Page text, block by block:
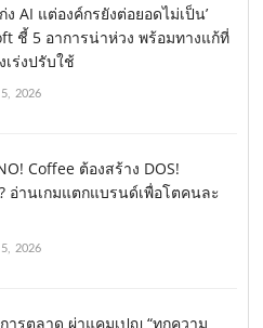
ง AI แต่องค์กรยังต่อยอดไม่เป็น’
ชี้ 5 อาการน่าห่วง พร้อมทางแก้ที่
เร่งปรับใช้
2026
Coffee ต้องสร้าง DOS!
อ่านเกมแตกแบรนด์เพื่อโตคนละ
2026
ารตลาด ผ่าแคมเปญ “ทุกความ